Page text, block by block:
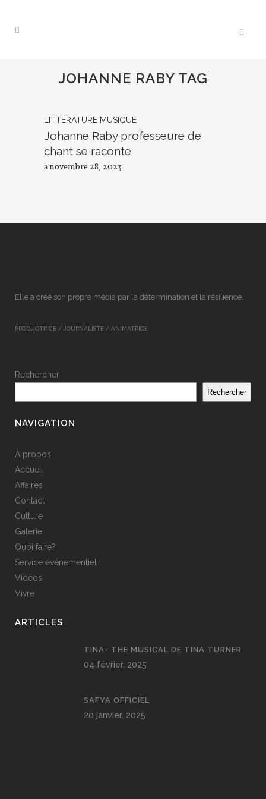
JOHANNE RABY TAG
LITTÉRATURE MUSIQUE
Johanne Raby professeure de
chant se raconte
novembre 28, 2023
Elle a créé son propre média par la détermination et la résilience.
PRODUCTRICE / JOURNALISTE / ANIMATRICE
Rechercher
Rechercher
NAVIGATION
À propos
Accueil
Affaires
Contact
Culture
Galerie
Quoi faire?
Service événementiel
Vidéos
Vivre
ARTICLES
TINA- THE MUSICAL DE TINA TURNER
04 février, 2025
SAFYA OFFICIEL
20 janvier, 2025